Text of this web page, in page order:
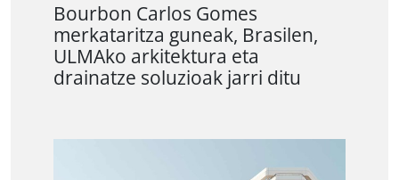
Bourbon Carlos Gomes
merkataritza guneak, Brasilen,
ULMAko arkitektura eta
drainatze soluzioak jarri ditu